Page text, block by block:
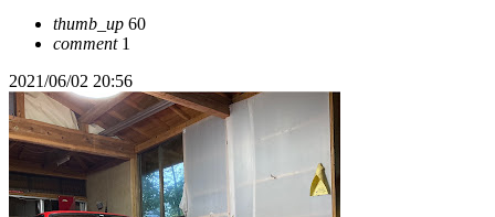
thumb_up 60
comment1
2021/06/02 20:56